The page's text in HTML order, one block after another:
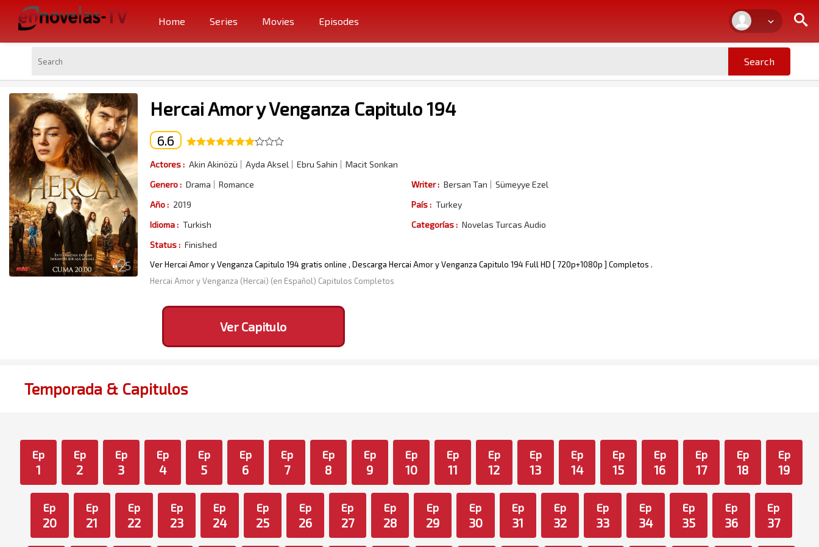
Home Series Movies Episodes
Hercai Amor y Venganza Capitulo 194
6.6
Actores : Akin Akinözü Ayda Aksel Ebru Sahin
Macit Sonkan
Genero : Drama Romance Writer : Bersan Tan
Sümeyye Ezel
Año : 2019 País : Turkey
Idioma : Turkish Categorías : Novelas Turcas Audio
Status : Finished
Ver Hercai Amor y Venganza Capitulo 194 gratis online , Descarga Hercai Amor y Venganza Capitulo 194 Full HD [ 720p+1080p ] Completos .
Hercai Amor y Venganza (Hercai) (en Español) Capitulos Completos
Ver Capitulo
Temporada & Capitulos
Ep
1
Ep
2
Ep
3
Ep
4
Ep
5
Ep
6
Ep
7
Ep
8
Ep
9
Ep
10
Ep
11
Ep
12
Ep
13
Ep
14
Ep
15
Ep
16
Ep
17
Ep
18
Ep
19
Ep
20
Ep
21
Ep
22
Ep
23
Ep
24
Ep
25
Ep
26
Ep
27
Ep
28
Ep
29
Ep
30
Ep
31
Ep
32
Ep
33
Ep
34
Ep
35
Ep
36
Ep
37